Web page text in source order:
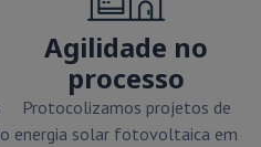
Agilidade no
processo
Protocolizamos projetos de
energia solar fotovoltaica em